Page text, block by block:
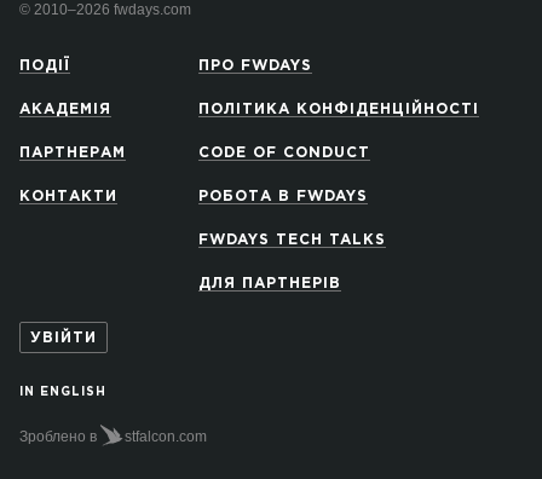
© 2010–2026 fwdays.com
ПОДІЇ
АКАДЕМІЯ
ПАРТНЕРАМ
КОНТАКТИ
ПРО FWDAYS
ПОЛІТИКА КОНФІДЕНЦІЙНОСТІ
CODE OF CONDUCT
РОБОТА В FWDAYS
FWDAYS TECH TALKS
ДЛЯ ПАРТНЕРІВ
УВІЙТИ
IN ENGLISH
Зроблено в stfalcon.com